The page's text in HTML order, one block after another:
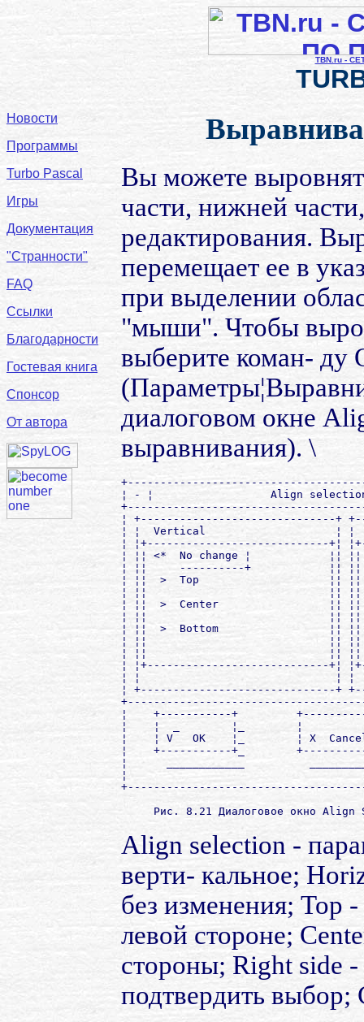
TBN.ru -
Новости
Программы
Turbo Pascal
Игры
Документация
"Странности"
FAQ
Ссылки
Благодарности
Гостевая книга
Спонсор
От автора
Вы можете
части, нижней
редактирования.
перемещает ее в
при выделении
"мыши". Чтобы
выберите коман- ду
диалоговом окне
выравнивания). \
¦ - ¦                  Align
¦ +------------------------------+
¦ ¦  Vertical                    ¦ ¦
¦ ¦+----------------------------+¦
¦ ¦¦ <*  No change ¦            ¦¦
¦ ¦¦     ----------+            ¦¦
¦ ¦¦  >  Top                    ¦¦
¦ ¦¦                            ¦¦
¦ ¦¦  >  Center                 ¦¦
¦ ¦¦                            ¦¦
¦ ¦¦  >  Bottom                 ¦¦
¦ ¦¦                            ¦¦
¦ ¦¦                            ¦¦
¦ ¦+----------------------------+¦
¦ ¦                              ¦
¦ +------------------------------+
¦    +-----------+
¦    ¦  _        ¦_        ¦
¦    ¦ V   OK    ¦_        ¦ X
¦    +-----------+_
¦      ____________
¦
Align selection -
верти- кальное;
без изменения; Top
левой стороне;
стороны; Right side
подтвердить выбор;